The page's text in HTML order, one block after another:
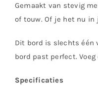
Gemaakt van stevig
of touw. Of je het nu in
Dit bord is slechts één
bord past perfect.
Specificaties